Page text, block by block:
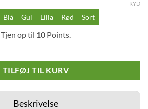
Blå Gul Lilla Rød Sort
RYD
Tjen op til 10 Points.
TILFØJ TIL KURV
Beskrivelse